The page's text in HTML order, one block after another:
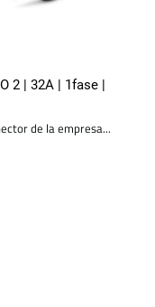
2 | 32A | 1fase |
de la empresa...